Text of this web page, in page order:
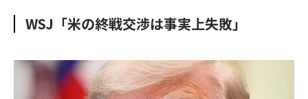
o
e
WSJ「米の終戦交渉は事実上失敗」